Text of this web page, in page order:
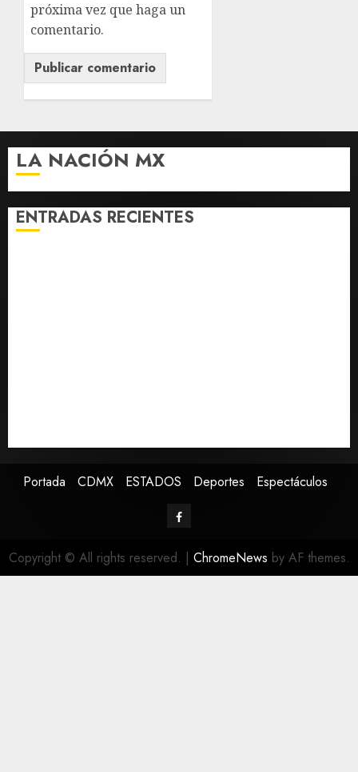
próxima vez que haga un
comentario.
LA NACIÓN MX
ENTRADAS RECIENTES
Portada CDMX ESTADOS Deportes Espectáculos
Copyright © All rights reserved. | ChromeNews by AF themes.